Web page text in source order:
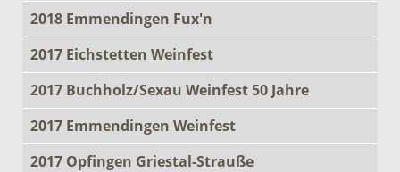
2018 Emmendingen Fux'n
2017 Eichstetten Weinfest
2017 Buchholz/Sexau Weinfest 50 Jahre
2017 Emmendingen Weinfest
2017 Opfingen Griestal-Strauße